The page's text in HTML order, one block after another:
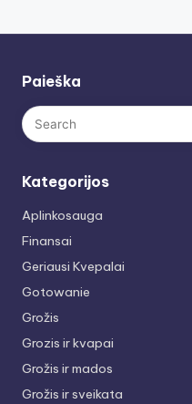
Paieška
Kategorijos
Aplinkosauga
Finansai
Geriausi Kvepalai
Gotowanie
Grožis
Grozis ir kvapai
Grožis ir mados
Grožis ir sveikata